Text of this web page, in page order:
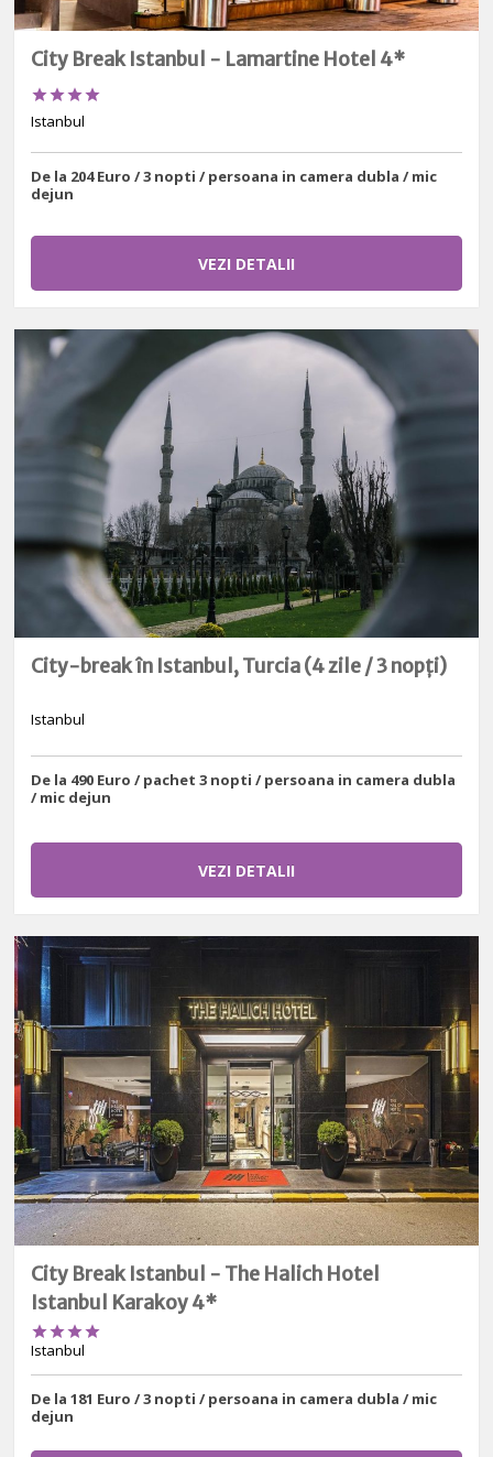
City Break Istanbul - Lamartine Hotel 4*

Istanbul
De la 204 Euro / 3 nopti / persoana in camera dubla / mic
dejun
VEZI DETALII
City-break în Istanbul, Turcia (4 zile / 3 nopți)
Istanbul
De la 490 Euro / pachet 3 nopti / persoana in camera dubla
/ mic dejun
VEZI DETALII
City Break Istanbul - The Halich Hotel
Istanbul Karakoy 4*

Istanbul
De la 181 Euro / 3 nopti / persoana in camera dubla / mic
dejun